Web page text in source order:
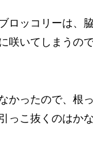
ロッコリーは、
咲いてしまうの
かったので、根
っこ抜くのはか